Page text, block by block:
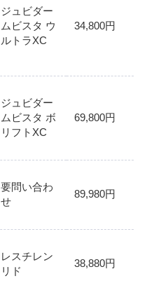
ジュビダー
ムビスタ ウ
ルトラXC
34,800円
ジュビダー
ムビスタ ボ
リフトXC
69,800円
要問い合わ
せ
89,980円
レスチレン
リド
38,880円